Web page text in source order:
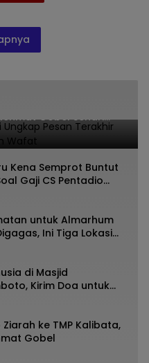
Puhi Ungkap
Gobel Sehari
Kena Semprot Buntut
Gaji CS Pentadio
untuk Almarhum
Ini Tiga Lokasi
di Masjid
Kirim Doa untuk
Gobel
ke TMP Kalibata,
Gobel